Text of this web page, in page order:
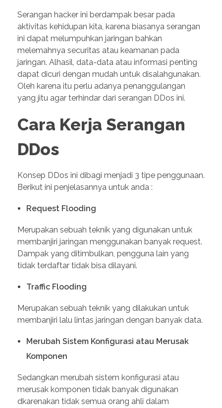
Serangan hacker ini berdampak besar pada
aktivitas kehidupan kita, karena biasanya serangan
ini dapat melumpuhkan jaringan bahkan
melemahnya securitas atau keamanan pada
jaringan. Alhasil, data-data atau informasi penting
dapat dicuri dengan mudah untuk disalahgunakan.
Oleh karena itu perlu adanya penanggulangan
yang jitu agar terhindar dari serangan DDos ini.
Cara Kerja Serangan
DDos
Konsep DDos ini dibagi menjadi 3 tipe penggunaan.
Berikut ini penjelasannya untuk anda :
Request Flooding
Merupakan sebuah teknik yang digunakan untuk
membanjiri jaringan menggunakan banyak request.
Dampak yang ditimbulkan, pengguna lain yang
tidak terdaftar tidak bisa dilayani.
Traffic Flooding
Merupakan sebuah teknik yang dilakukan untuk
membanjiri lalu lintas jaringan dengan banyak data.
Merubah Sistem Konfigurasi atau Merusak
Komponen
Sedangkan merubah sistem konfigurasi atau
merusak komponen tidak banyak digunakan
dkarenakan tidak semua orang ahli dalam